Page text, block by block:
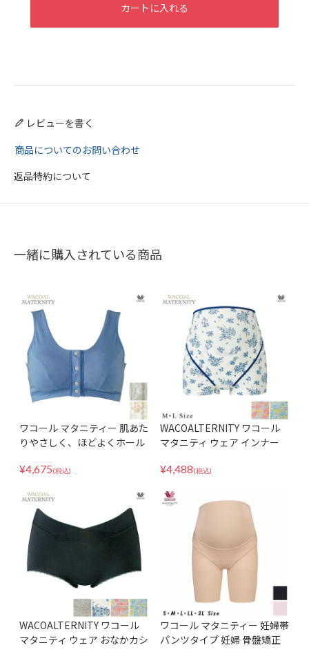
カートに入れる
レビューを書く
商品についてのお問い合わせ
返品特約について
一緒に購入されている商品
ワコール マタニティー 肌あた
りやさしく、ほどよくホール
ラ 産後 MBR759
¥4,675(税込)
WACOALTERNITY ワコール
マタニティ ウェア インナー
イプ（おなかサポート・検診
¥4,488(税込)
WACOALTERNITY ワコール
マタニティ ウェア おなかカシ
ワコール マタニティー 妊婦帯
パンツタイプ 妊婦 骨盤矯正